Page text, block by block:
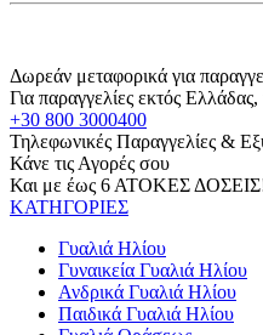
Δωρεάν μεταφορικά για
Για παραγγελίες εκτός
+30 800 3000400
Τηλεφωνικές Παραγγελίες &
Κάνε τις Αγορές σου
Και με έως 6 ΑΤΟΚΕΣ
ΚΑΤΗΓΟΡΙΕΣ
Γυαλιά Ηλίου
Γυναικεία Γυαλιά Ηλίου
Ανδρικά Γυαλιά Ηλίου
Παιδικά Γυαλιά Ηλίου